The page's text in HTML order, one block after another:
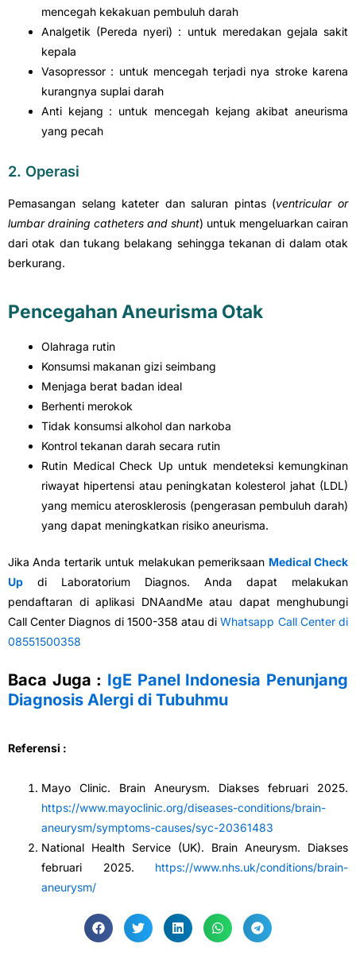
mencegah kekakuan pembuluh darah
Analgetik (Pereda nyeri) : untuk meredakan gejala sakit
kepala
Vasopressor : untuk mencegah terjadi nya stroke karena
kurangnya suplai darah
Anti kejang : untuk mencegah kejang akibat aneurisma
yang pecah
2. Operasi
Pemasangan selang kateter dan saluran pintas (ventricular or
lumbar draining catheters and shunt) untuk mengeluarkan cairan
dari otak dan tukang belakang sehingga tekanan di dalam otak
berkurang.
Pencegahan Aneurisma Otak
Olahraga rutin
Konsumsi makanan gizi seimbang
Menjaga berat badan ideal
Berhenti merokok
Tidak konsumsi alkohol dan narkoba
Kontrol tekanan darah secara rutin
Rutin Medical Check Up untuk mendeteksi kemungkinan
riwayat hipertensi atau peningkatan kolesterol jahat (LDL)
yang memicu aterosklerosis (pengerasan pembuluh darah)
yang dapat meningkatkan risiko aneurisma.
Jika Anda tertarik untuk melakukan pemeriksaan Medical Check
Up di Laboratorium Diagnos. Anda dapat melakukan
pendaftaran di aplikasi DNAandMe atau dapat menghubungi
Call Center Diagnos di 1500-358 atau diWhatsapp Call Center di
08551500358
Baca Juga : IgE Panel Indonesia Penunjang
Diagnosis Alergi di Tubuhmu
Referensi :
Mayo Clinic. Brain Aneurysm. Diakses februari 2025.
https://www.mayoclinic.org/diseases-conditions/brain-
aneurysm/symptoms-causes/syc-20361483
National Health Service (UK). Brain Aneurysm. Diakses
februari 2025. https://www.nhs.uk/conditions/brain-
aneurysm/